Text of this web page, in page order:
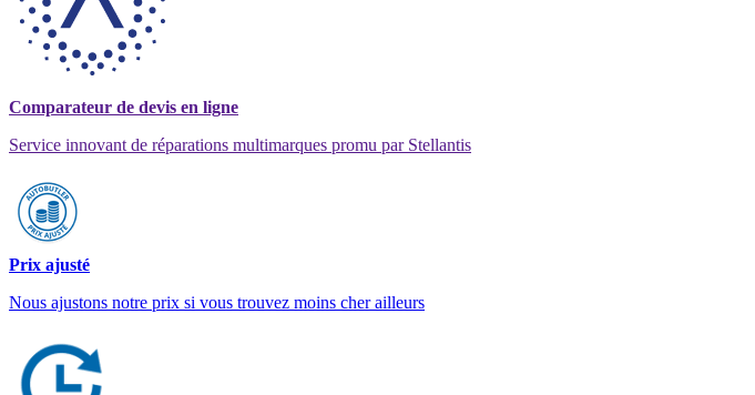
Comparateur de devis en ligne
Service innovant de réparations multimarques promu par Stellantis
Prix ajusté
Nous ajustons notre prix si vous trouvez moins cher ailleurs